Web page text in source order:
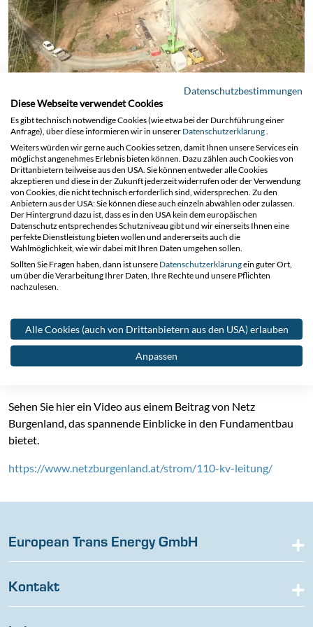
02.04.2025
Video über den
Baufortschritt der 110-kV-
Leitung der Netz
Burgenland
In Burgenland wird derzeit von Oberpullendorf nach
Rotenturm die 110-kV-Leitung ausgebaut. Dabei handelt es
sich um ein zentrales Projekt, welches die Stromversorgung
Sehen Sie hier ein Video aus einem Beitrag von Netz
Burgenland, das spannende Einblicke in den Fundamentbau
bietet.
https://www.netzburgenland.at/strom/110-kv-leitung/
European Trans Energy GmbH
Kontakt
Datenschutzbestimmungen
Diese Webseite verwendet Cookies
Es gibt technisch notwendige Cookies (wie etwa bei der Durchführung einer
Anfrage), über diese informieren wir in unserer Datenschutzerklärung
Weiters würden wir gerne auch Cookies setzen, damit Ihnen unsere Services ein
möglichst angenehmes Erlebnis bieten können. Dazu zählen auch Cookies von
Drittanbietern teilweise aus den USA. Sie können entweder alle Cookies
akzeptieren und diese in der Zukunft jederzeit widerrufen oder der Verwendung
von Cookies, die nicht technisch erforderlich sind, widersprechen. Zu den
Anbietern aus der USA: Sie können diese auch einzeln abwählen oder zulassen.
Der Hintergrund dazu ist, dass es in den USA kein dem europäischen
Datenschutz entsprechendes Schutzniveau gibt und wir einerseits Ihnen eine
perfekte Dienstleistung bieten wollen und andererseits auch die
Wahlmöglichkeit, wie wir dabei mit Ihren Daten umgehen sollen.
Sollten Sie Fragen haben, dann ist unsere Datenschutzerklärungein guter Ort,
um über die Verarbeitung Ihrer Daten, Ihre Rechte und unsere Pflichten
nachzulesen.
Alle Cookies (auch von Drittanbietern aus den USA) erlauben
Anpassen